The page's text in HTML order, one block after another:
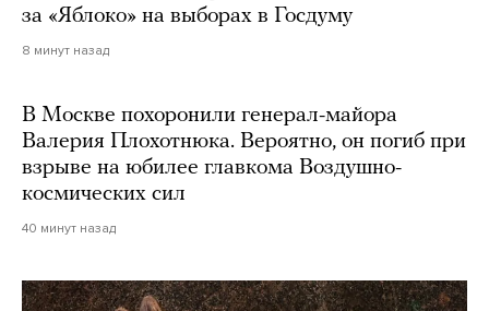
за «Яблоко» на выборах в Госдуму
8 минут назад
В Москве похоронили генерал-майора
Валерия Плохотнюка. Вероятно, он погиб при
взрыве на юбилее главкома Воздушно-
космических сил
40 минут назад